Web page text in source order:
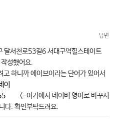
답변
서천로53길6 서대구역힐스테이트
성했어요.
하니까 에이브이라는 단어가 있어서
<-여기에서 네이버 영어로 바꾸시
다. 확인부탁드려요.